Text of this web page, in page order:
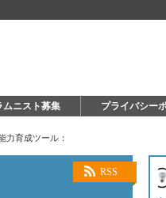
ムニスト募集 プライバシー
力育成ツール：
RSS